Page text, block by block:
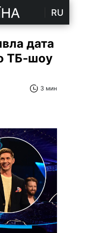
RU
дата
ТБ-шоу
3 мин